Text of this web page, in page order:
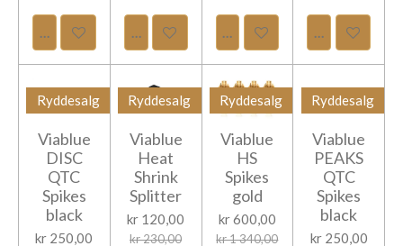
Legg til handlevognLegg til handlevognLegg til handlevogn
Legg til
Ryddesalg
Viablue
DISC
QTC
Spikes
black
kr 250,00
Ryddesalg
Viablue
Heat
Shrink
Splitter
kr 120,00
kr 230,00
Ryddesalg
Viablue
HS
Spikes
gold
kr 600,00
kr 1 340,00
Ryddesalg
Viablue
PEAKS
QTC
Spikes
black
kr 250,00